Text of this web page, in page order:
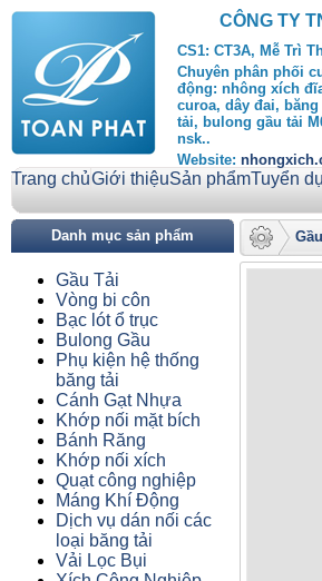
CÔNG TY
CS1: CT3A, Mễ Trì
Chuyên phân phối
động: nhông xích
curoa, dây đai,
tải, bulong gầu tải
nsk..
Website:
Trang chủGiới thiệuSản phẩmTuyển
Danh mục sản phẩm
Gầu Tải
Vòng bi côn
Bạc lót ổ trục
Bulong Gầu
Phụ kiện hệ thống
băng tải
Cánh Gạt Nhựa
Khớp nối mặt bích
Bánh Răng
Khớp nối xích
Quạt công nghiệp
Máng Khí Động
Dịch vụ dán nối các
loại băng tải
Vải Lọc Bụi